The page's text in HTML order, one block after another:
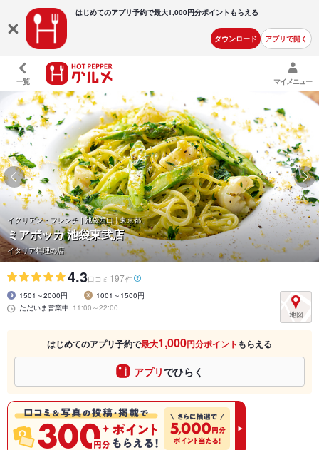
はじめてのアプリ予約で最大1,000円分ポイントもらえる
ダウンロード アプリで開く
一覧 マイメニュー
イタリアン・フレンチ | 池袋西口 | 東京都
ミアボッカ 池袋東武店
イタリア料理の店
4.3口コミ 197件
1501～2000円
1001～1500円
ただいま営業中 11:00～22:00
はじめてのアプリ予約で最大1,000円分ポイント もらえる
アプリでひらく